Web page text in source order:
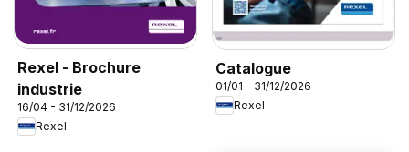
Rexel - Brochure
industrie
16/04 - 31/12/2026
Rexel
Catalogue
01/01 - 31/12/2026
Rexel